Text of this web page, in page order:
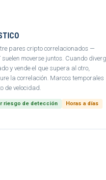
pares cripto correlacionados —
suelen moverse juntos. Cuando
y vende el que supera al otro,
la correlación. Marcos temporales
de velocidad.
riesgo de detección Horas a días